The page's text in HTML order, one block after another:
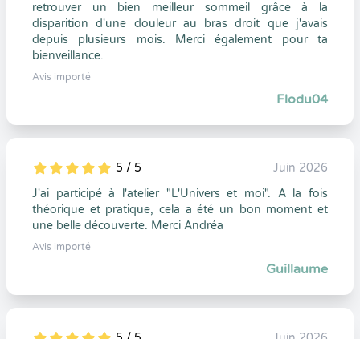
retrouver un bien meilleur sommeil grâce à la
disparition d'une douleur au bras droit que j'avais
depuis plusieurs mois. Merci également pour ta
bienveillance.
Avis importé
Flodu04
5
1
5
0 5 / 5
Juin 2026
J'ai participé à l'atelier "L'Univers et moi". A la fois
théorique et pratique, cela a été un bon moment et
une belle découverte. Merci Andréa
Avis importé
Guillaume